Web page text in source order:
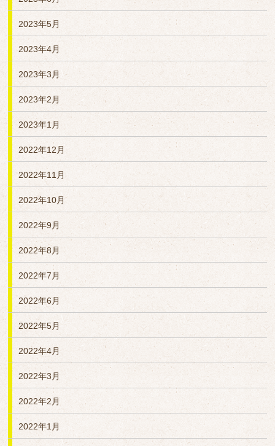
2023年5月
2023年4月
2023年3月
2023年2月
2023年1月
2022年12月
2022年11月
2022年10月
2022年9月
2022年8月
2022年7月
2022年6月
2022年5月
2022年4月
2022年3月
2022年2月
2022年1月